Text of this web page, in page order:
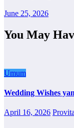
June 25, 2026
You May
Umum
Wedding Wishes
April 16, 2026